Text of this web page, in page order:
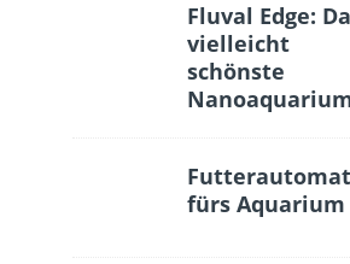
Fluval Edge:
vielleicht
schönste
Futterautomat
fürs Aquarium